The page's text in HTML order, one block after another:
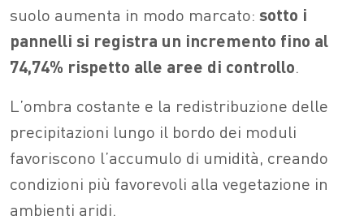
suolo aumenta in modo marcato: sotto i
pannelli si registra un incremento fino al
74,74% rispetto alle aree di controllo.
L’ombra costante e la redistribuzione delle
precipitazioni lungo il bordo dei moduli
favoriscono l’accumulo di umidità, creando
condizioni più favorevoli alla vegetazione in
ambienti aridi.